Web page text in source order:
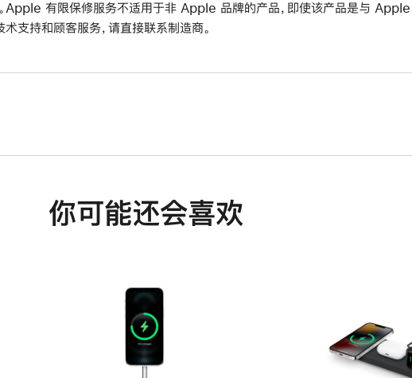
Apple 有限保修服务不适用于非 Apple 品牌的产品，即使该产品是与
术支持和顾客服务，请直接联系制造商。
你可能还会喜欢